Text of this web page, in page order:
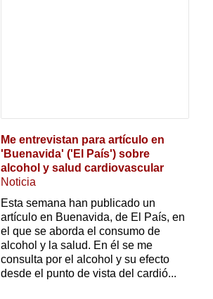
Me entrevistan para artículo en
'Buenavida' ('El País') sobre
alcohol y salud cardiovascular
Noticia
Esta semana han publicado un
artículo en Buenavida, de El País, en
el que se aborda el consumo de
alcohol y la salud. En él se me
consulta por el alcohol y su efecto
desde el punto de vista del cardió...